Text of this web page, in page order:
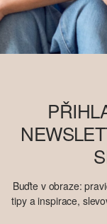
Buďte v obraze:
tipy a inspirace,